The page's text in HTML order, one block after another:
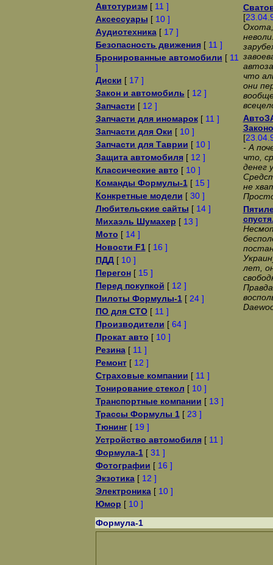
Автотуризм[ 11 ]
Аксессуары [ 10 ]
Аудиотехника[ 17 ]
Безопасность движения[ 11 ]
Бронированные автомобили [ 11
]
Диски [ 17 ]
Закон и автомобиль [ 12 ]
Запчасти [ 12 ]
Запчасти для иномарок[ 11 ]
Запчасти для Оки [ 10 ]
Запчасти для Таврии [ 10 ]
Защита автомобиля[ 12 ]
Классические авто [ 10 ]
Команды Формулы-1[ 15 ]
Конкретные модели [ 30 ]
Любительские сайты [ 14 ]
Михаэль Шумахер [ 13 ]
Мото [ 14 ]
Новости F1[ 16 ]
ПДД[ 10 ]
Перегон[ 15 ]
Перед покупкой [ 12 ]
Пилоты Формулы-1[ 24 ]
ПО для СТО[ 11 ]
Производители [ 64 ]
Прокат авто [ 10 ]
Резина[ 11 ]
Ремонт[ 12 ]
Страховые компании [ 11 ]
Тонирование стекол [ 10 ]
Транспортные компании [ 13 ]
Трассы Формулы 1[ 23 ]
Тюнинг[ 19 ]
Устройство автомобиля[ 11 ]
Формула-1[ 31 ]
Фотографии [ 16 ]
Экзотика[ 12 ]
Электроника[ 10 ]
Юмор [ 10 ]
[
что
они
[
- А
что,
денег
не
лет,
Формула-1